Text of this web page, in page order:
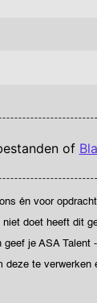
of
én voor
doet heeft dit
je ASA Talent
te